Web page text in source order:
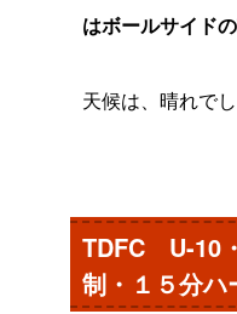
はボールサイド
天候は、晴れでし
TDFC U-
制・１５分ハ